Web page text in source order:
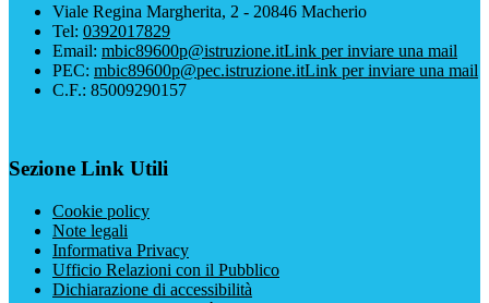
Viale Regina Margherita, 2 - 20846 Macherio
Tel: 0392017829
Email: mbic89600p@istruzione.itLink per inviare una mail
PEC: mbic89600p@pec.istruzione.itLink per inviare una mail
C.F.: 85009290157
Sezione Link Utili
Cookie policy
Note legali
Informativa Privacy
Ufficio Relazioni con il Pubblico
Dichiarazione di accessibilità